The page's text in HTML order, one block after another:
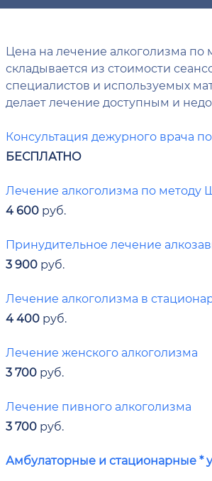
Цена на лечение алкоголизма
складывается из стоимости
специалистов и используемых
делает лечение доступным и
Консультация дежурного врача
БЕСПЛАТНО
Лечение алкоголизма по методу
4 600 руб.
Принудительное лечение
3 900 руб.
Лечение алкоголизма в
4 400 руб.
Лечение женского алкоголизма
3 700 руб.
Лечение пивного алкоголизма
3 700 руб.
Амбулаторные и стационарные *